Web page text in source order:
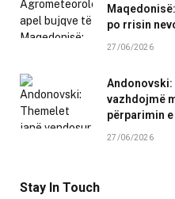
po rrisin
27/06/2026
Andonovski:
vazhdojmë
përparimin
27/06/2026
Stay In Touch